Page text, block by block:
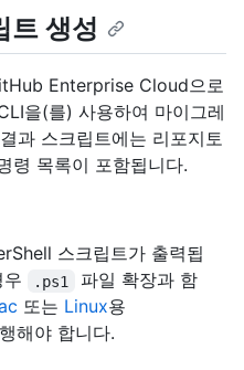
트 생성
Enterprise Cloud으로
을(를) 사용하여 마이그레
과 스크립트에는 리포지토
령 목록이 포함됩니다.
스크립트가 출력됩
.ps1
파일 확장과 함
또는 Linux용
해야 합니다.